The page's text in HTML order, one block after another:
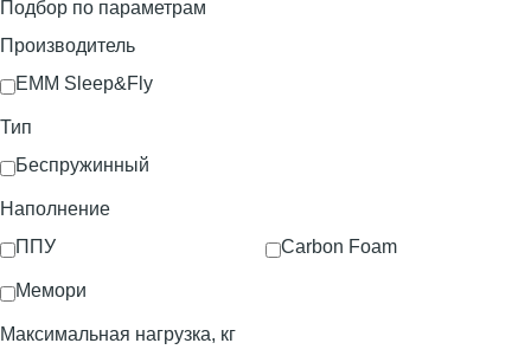
Подбор по параметрам
Производитель
ЕММ Sleep&Fly
Тип
Беспружинный
Наполнение
ППУ
Мемори
Carbon Foam
Максимальная нагрузка, кг